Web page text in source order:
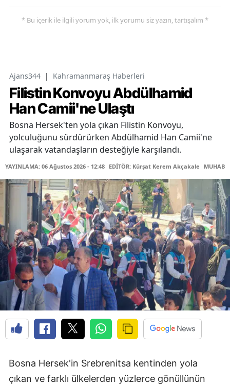
* Bu içerik ile ilgili yorum yok, ilk yorumu siz yazın, tartışalım *
Ajans344 | Kahramanmaraş Haberleri
Filistin Konvoyu Abdülhamid
Han Camii'ne Ulaştı
Bosna Hersek'ten yola çıkan Filistin Konvoyu,
yolculuğunu sürdürürken Abdülhamid Han Camii'ne
ulaşarak vatandaşların desteğiyle karşılandı.
YAYINLAMA: 06 Ağustos 2026 - 12:48 EDİTÖR: Kürşat Kerem Akçakale
Bosna Hersek'in Srebrenitsa kentinden yola
çıkan ve farklı ülkelerden yüzlerce gönüllünün